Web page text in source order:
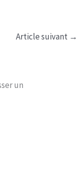
Article suivant →
un